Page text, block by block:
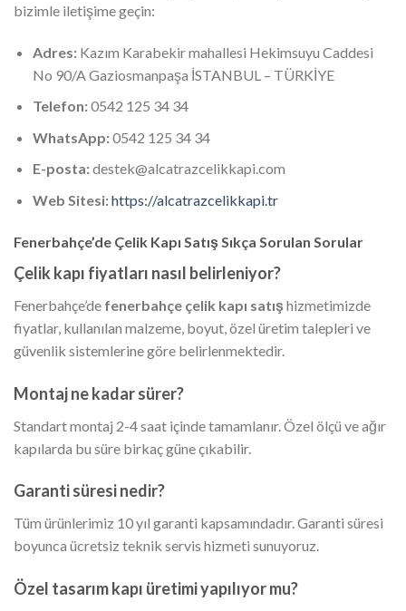
bizimle iletişime geçin:
Adres:Kazım Karabekir mahallesi Hekimsuyu Caddesi
No 90/A Gaziosmanpaşa İSTANBUL – TÜRKİYE
Telefon:0542 125 34 34
WhatsApp:0542 125 34 34
E-posta:destek@alcatrazcelikkapi.com
Web Sitesi:https://alcatrazcelikkapi.tr
Fenerbahçe’de Çelik Kapı Satış Sıkça Sorulan Sorular
Çelik kapı fiyatları nasıl belirleniyor?
Fenerbahçe’de fenerbahçe çelik kapı satışhizmetimizde
fiyatlar, kullanılan malzeme, boyut, özel üretim talepleri ve
güvenlik sistemlerine göre belirlenmektedir.
Montaj ne kadar sürer?
Standart montaj 2-4 saat içinde tamamlanır. Özel ölçü ve ağır
kapılarda bu süre birkaç güne çıkabilir.
Garanti süresi nedir?
Tüm ürünlerimiz 10 yıl garanti kapsamındadır. Garanti süresi
boyunca ücretsiz teknik servis hizmeti sunuyoruz.
Özel tasarım kapı üretimi yapılıyor mu?